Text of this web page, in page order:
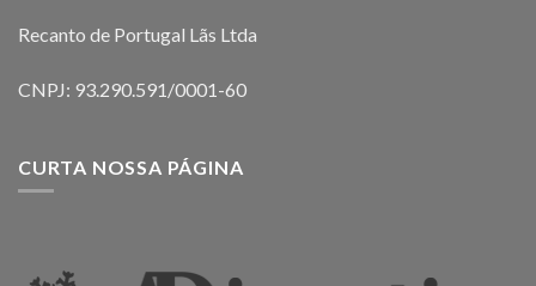
Recanto de Portugal Lãs Ltda
CNPJ: 93.290.591/0001-60
CURTA NOSSA PÁGINA